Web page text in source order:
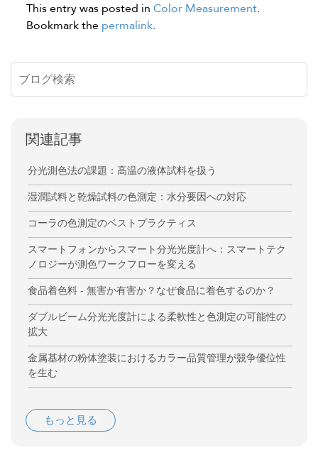
This entry was posted in Color Measurement.
Bookmark the permalink.
関連記事
分光測色法の課題：高温の液体試料を扱う
湿潤試料と乾燥試料の色測定：水分要因への対応
コーラの色測定のベストプラクティス
スマートフォンからスマート分光光度計へ：スマートテク
ノロジーが測色ワークフローを変える
食品着色料 - 無害か有害か？なぜ食品に着色するのか？
ダブルビーム分光光度計による柔軟性と色測定の可能性の
拡大
金属基材の粉体塗装におけるカラー品質管理が競争優位性
を生む
もっと見る